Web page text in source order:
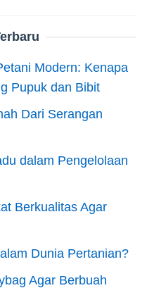
Modern: Kenapa
Pupuk dan Bibit
Dari Serangan
dalam Pengelolaan
Berkualitas Agar
Dunia Pertanian?
Agar Berbuah